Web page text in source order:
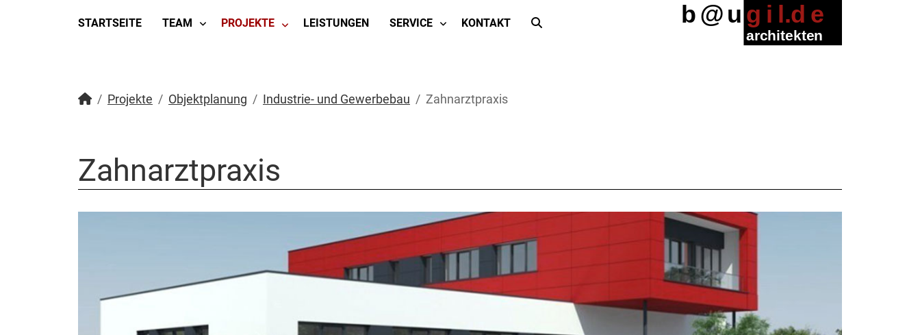
STARTSEITE TEAM PROJEKTE LEISTUNGEN SERVICE KONTAKT
Projekte Objektplanung Industrie- und Gewerbebau Zahnarztpraxis
Zahnarztpraxis